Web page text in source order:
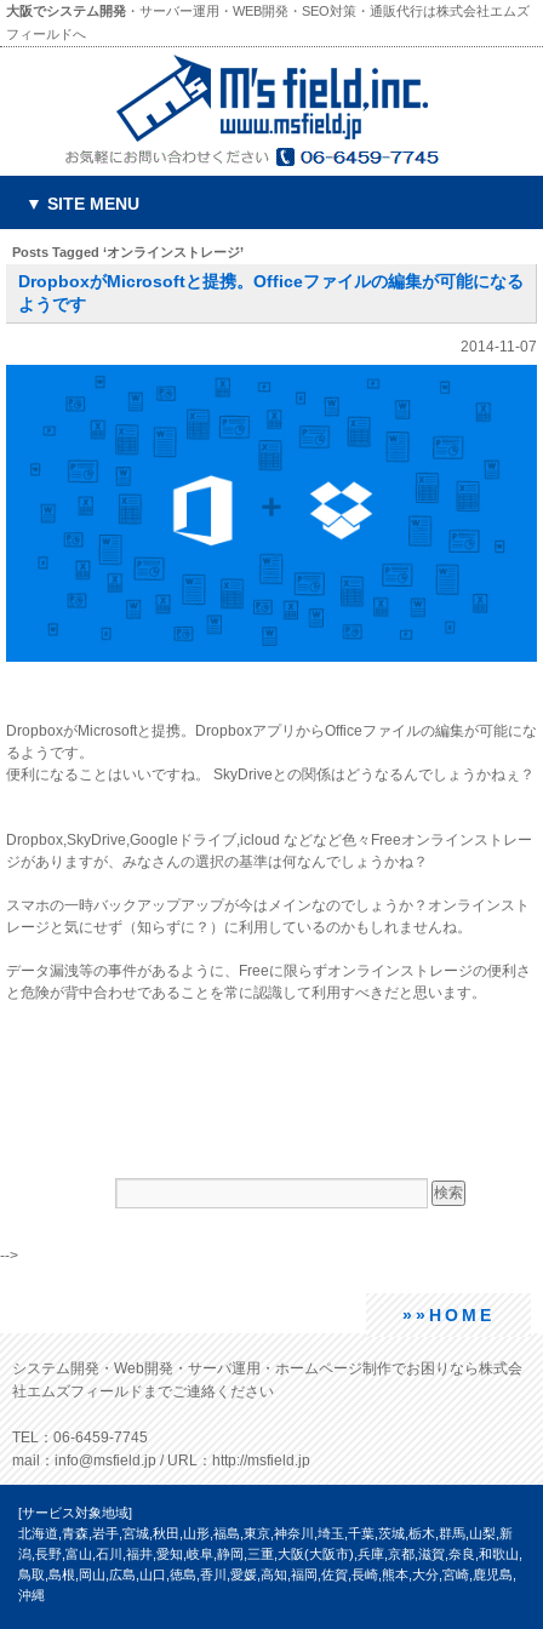
大阪でシステム開発 ・サーバー運用・WEB開発・SEO対策・通販代行は株式会社エムズ
フィールドへ
▼ SITE MENU
Posts Tagged ‘オンラインストレージ’
DropboxがMicrosoftと提携。Officeファイルの編集が可能になる
ようです
2014-11-07
DropboxがMicrosoftと提携。DropboxアプリからOfficeファイルの編集が可能にな
るようです。
便利になることはいいですね。 SkyDriveとの関係はどうなるんでしょうかねぇ？
Dropbox,SkyDrive,Googleドライブ,icloud などなど色々Freeオンラインストレー
ジがありますが、みなさんの選択の基準は何なんでしょうかね？
スマホの一時バックアップアップが今はメインなのでしょうか？オンラインスト
レージと気にせず（知らずに？）に利用しているのかもしれませんね。
データ漏洩等の事件があるように、Freeに限らずオンラインストレージの便利さ
と危険が背中合わせであることを常に認識して利用すべきだと思います。
-->
»»HOME
システム開発・Web開発・サーバ運用・ホームページ制作でお困りなら株式会
社エムズフィールドまでご連絡ください
TEL：06-6459-7745
mail：info@msfield.jp / URL：http://msfield.jp
[サービス対象地域]
北海道,青森,岩手,宮城,秋田,山形,福島,東京,神奈川,埼玉,千葉,茨城,栃木,群馬,山梨,新
潟,長野,富山,石川,福井,愛知,岐阜,静岡,三重,大阪(大阪市),兵庫,京都,滋賀,奈良,和歌山,
鳥取,島根,岡山,広島,山口,徳島,香川,愛媛,高知,福岡,佐賀,長崎,熊本,大分,宮崎,鹿児島,
沖縄